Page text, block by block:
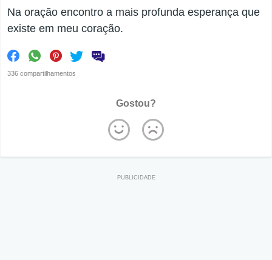
Na oração encontro a mais profunda esperança que
existe em meu coração.
336 compartilhamentos
Gostou?